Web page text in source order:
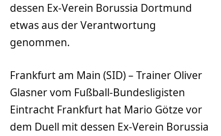
dessen Ex-Verein Borussia Dortmund
etwas aus der Verantwortung
genommen.
Frankfurt am Main (SID) – Trainer Oliver
Glasner vom Fußball-Bundesligisten
Eintracht Frankfurt hat Mario Götze vor
dem Duell mit dessen Ex-Verein Borussia